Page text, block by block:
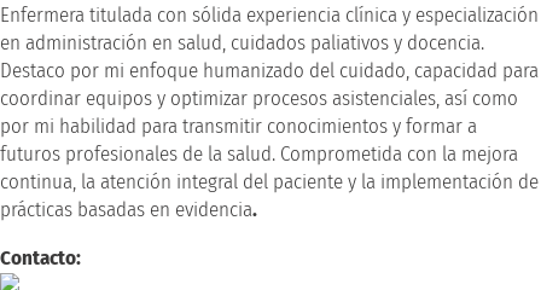
Enfermera titulada con sólida experiencia clínica y especialización
en administración en salud, cuidados paliativos y docencia.
Destaco por mi enfoque humanizado del cuidado, capacidad para
coordinar equipos y optimizar procesos asistenciales, así como
por mi habilidad para transmitir conocimientos y formar a
futuros profesionales de la salud. Comprometida con la mejora
continua, la atención integral del paciente y la implementación de
prácticas basadas en evidencia.
Contacto: